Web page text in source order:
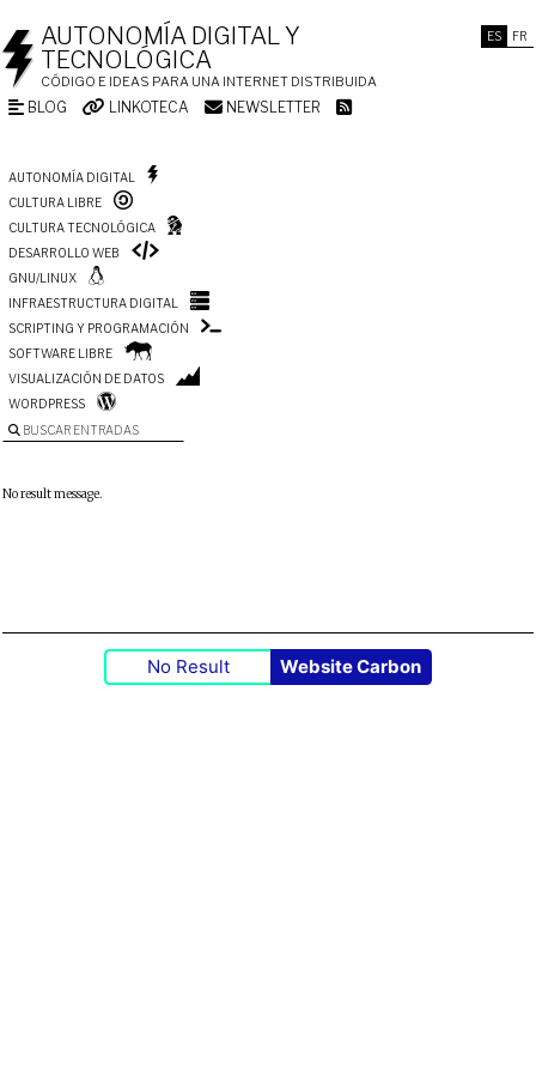
ES FR
AUTONOMÍA DIGITAL Y
TECNOLÓGICA
CÓDIGO E IDEAS PARA UNA INTERNET DISTRIBUIDA
BLOG LINKOTECA NEWSLETTER
AUTONOMÍA DIGITAL
CULTURA LIBRE
CULTURA TECNOLÓGICA
DESARROLLO WEB
GNU/LINUX
INFRAESTRUCTURA DIGITAL
SCRIPTING Y PROGRAMACIÓN
SOFTWARE LIBRE
VISUALIZACIÓN DE DATOS
WORDPRESS
BUSCAR ENTRADAS
No result message.
No Result Website Carbon